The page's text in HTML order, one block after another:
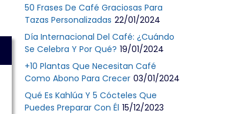
50 Frases De Café Graciosas Para
Tazas Personalizadas 22/01/2024
Día Internacional Del Café: ¿Cuándo
Se Celebra Y Por Qué? 19/01/2024
+10 Plantas Que Necesitan Café
Como Abono Para Crecer 03/01/2024
Qué Es Kahlúa Y 5 Cócteles Que
Puedes Preparar Con Él 15/12/2023